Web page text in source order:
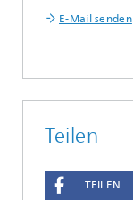
E-Mail senden
Teilen
TEILEN